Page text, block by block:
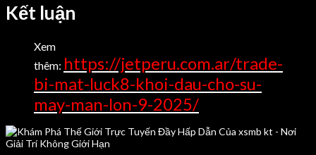
Kết luận
Xem
thêm: https://jetperu.com.ar/trade-
bi-mat-luck8-khoi-dau-cho-su-
may-man-lon-9-2025/